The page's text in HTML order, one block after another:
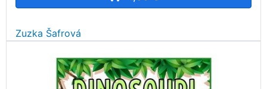
Zuzka Šafrová